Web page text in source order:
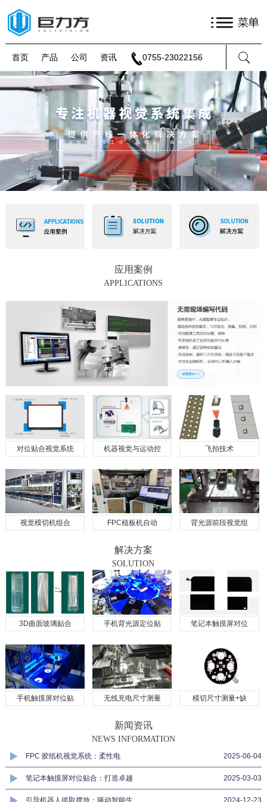
首页 产品 公司 资讯 0755-23022156
应用案例
APPLICATIONS
对位贴合视觉系统 机器视觉与运动控 飞拍技术
视觉模切机组合 FPC植板机自动 背光源前段视觉组
解决方案
SOLUTION
3D曲面玻璃贴合 手机背光源定位贴 笔记本触摸屏对位
手机触摸屏对位贴 无线充电尺寸测量 模切尺寸测量+缺
新闻资讯
NEWS INFORMATION
FPC 胶纸机视觉系统：柔性电 2025-06-04
笔记本触摸屏对位贴合：打造卓越 2025-03-03
引导机器人抓取摆放：驱动智能生 2024-12-23